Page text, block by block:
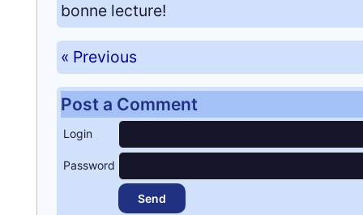
bonne lecture!
« Previous
Post a Comment
Login
Password